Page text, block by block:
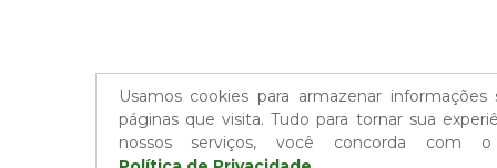
Usamos cookies para armazenar
páginas que visita. Tudo para tornar sua
nossos serviços, você concorda com